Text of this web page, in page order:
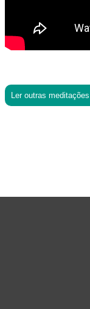
Ler outras